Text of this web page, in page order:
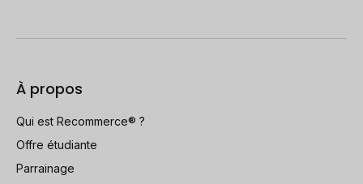
À propos
Qui est Recommerce® ?
Offre étudiante
Parrainage